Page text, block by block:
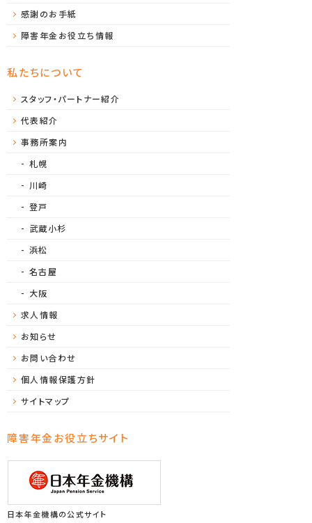
感謝のお手紙
障害年金お役立ち情報
私たちについて
スタッフ・パートナー紹介
代表紹介
事務所案内
札幌
川崎
登戸
武蔵小杉
浜松
名古屋
大阪
求人情報
お知らせ
お問い合わせ
個人情報保護方針
サイトマップ
障害年金お役立ちサイト
日本年金機構の公式サイト